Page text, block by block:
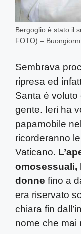
Bergoglio è stato il
FOTO) –
Sembrava
ripresa ed
Santa è
gente. Ieri ha
papamobile
ricorderanno
Vaticano.
omosessuali,
donne fino a
era riservato
chiara fin
nome che mai